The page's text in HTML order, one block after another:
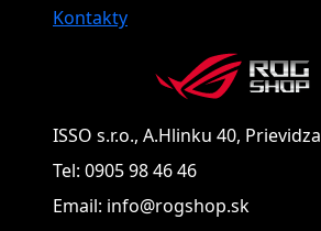
Kontakty
ISSO s.r.o., A.Hlinku 40, Prievidza
Tel: 0905 98 46 46
Email: info@rogshop.sk